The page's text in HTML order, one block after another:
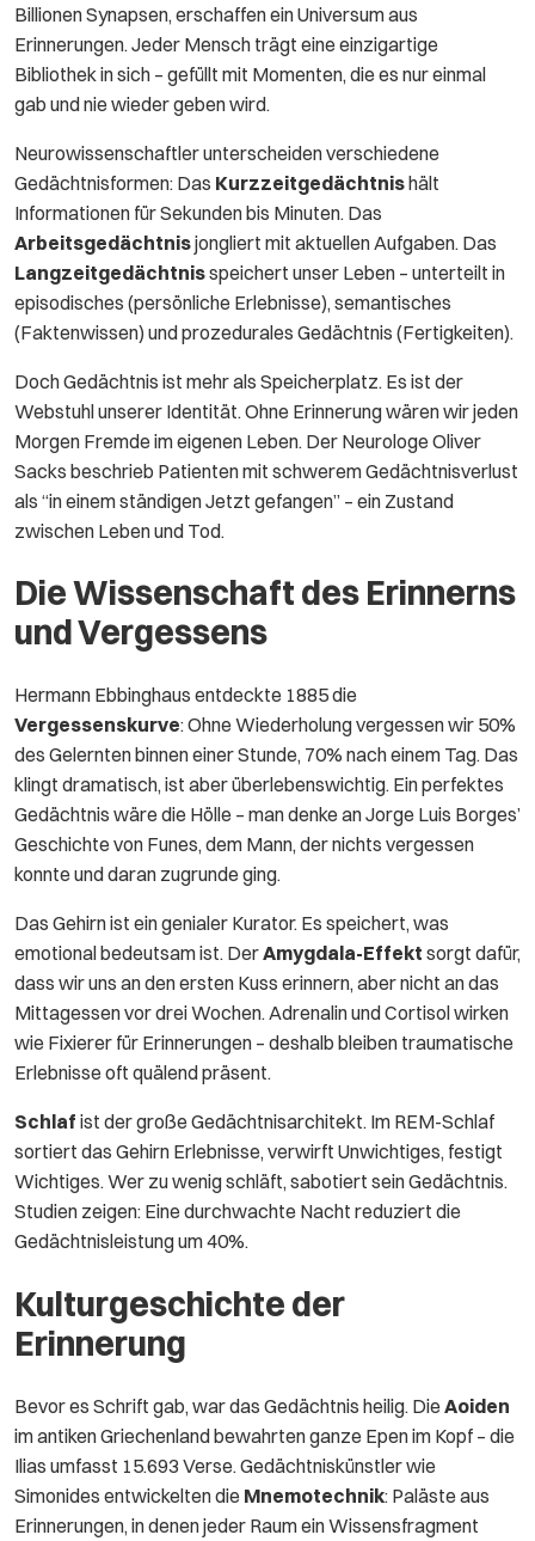
Billionen Synapsen, erschaffen ein Universum aus
Erinnerungen. Jeder Mensch trägt eine einzigartige
Bibliothek in sich – gefüllt mit Momenten, die es nur einmal
gab und nie wieder geben wird.
Neurowissenschaftler unterscheiden verschiedene
Gedächtnisformen: Das Kurzzeitgedächtnishält
Informationen für Sekunden bis Minuten. Das
Arbeitsgedächtnisjongliert mit aktuellen Aufgaben. Das
Langzeitgedächtnisspeichert unser Leben – unterteilt in
episodisches (persönliche Erlebnisse), semantisches
(Faktenwissen) und prozedurales Gedächtnis (Fertigkeiten).
Doch Gedächtnis ist mehr als Speicherplatz. Es ist der
Webstuhl unserer Identität. Ohne Erinnerung wären wir jeden
Morgen Fremde im eigenen Leben. Der Neurologe Oliver
Sacks beschrieb Patienten mit schwerem Gedächtnisverlust
als “in einem ständigen Jetzt gefangen” – ein Zustand
zwischen Leben und Tod.
Die Wissenschaft des Erinnerns
und Vergessens
Hermann Ebbinghaus entdeckte 1885 die
Vergessenskurve: Ohne Wiederholung vergessen wir 50%
des Gelernten binnen einer Stunde, 70% nach einem Tag. Das
klingt dramatisch, ist aber überlebenswichtig. Ein perfektes
Gedächtnis wäre die Hölle – man denke an Jorge Luis Borges’
Geschichte von Funes, dem Mann, der nichts vergessen
konnte und daran zugrunde ging.
Das Gehirn ist ein genialer Kurator. Es speichert, was
emotional bedeutsam ist. DerAmygdala-Effekt sorgt dafür,
dass wir uns an den ersten Kuss erinnern, aber nicht an das
Mittagessen vor drei Wochen. Adrenalin und Cortisol wirken
wie Fixierer für Erinnerungen – deshalb bleiben traumatische
Erlebnisse oft quälend präsent.
Schlaf ist der große Gedächtnisarchitekt. Im REM-Schlaf
sortiert das Gehirn Erlebnisse, verwirft Unwichtiges, festigt
Wichtiges. Wer zu wenig schläft, sabotiert sein Gedächtnis.
Studien zeigen: Eine durchwachte Nacht reduziert die
Gedächtnisleistung um 40%.
Kulturgeschichte der
Erinnerung
Bevor es Schrift gab, war das Gedächtnis heilig. DieAoiden
im antiken Griechenland bewahrten ganze Epen im Kopf – die
Ilias umfasst 15.693 Verse. Gedächtniskünstler wie
Simonides entwickelten die Mnemotechnik: Paläste aus
Erinnerungen, in denen jeder Raum ein Wissensfragment